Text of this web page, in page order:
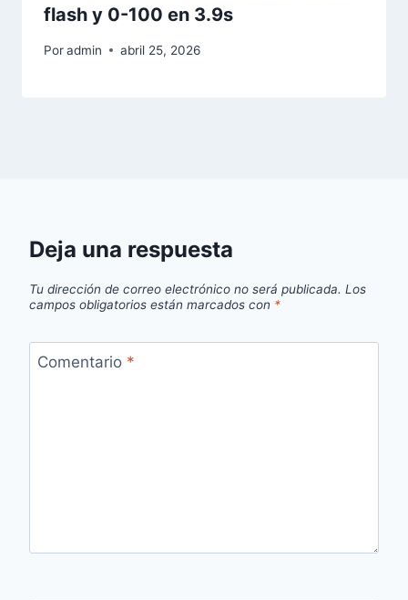
flash y 0-100 en 3.9s
Poradmin abril 25, 2026
Deja una respuesta
Tu dirección de correo electrónico no será publicada. Los
campos obligatorios están marcados con *
Comentario *